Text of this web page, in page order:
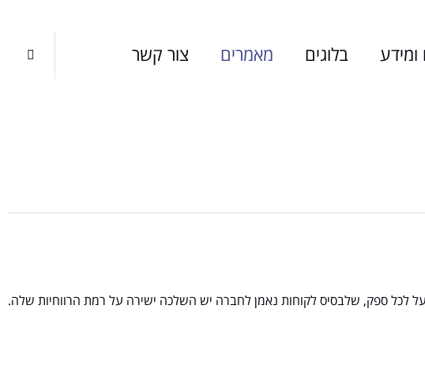
בלוגים מאמרים צור קשר 
לכל ספק, שלבסיס לקוחות נאמן לחברה יש השלכה ישירה על רמת הרווחיות שלה.